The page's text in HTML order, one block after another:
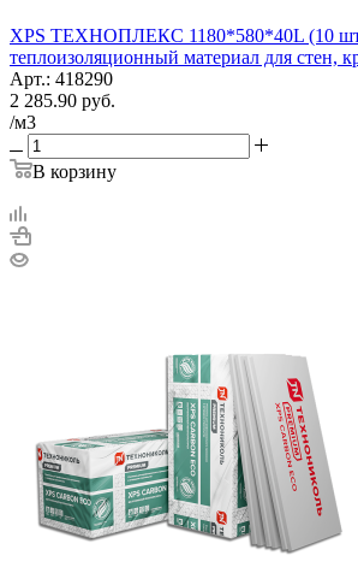
XPS ТЕХНОПЛЕКС 1180*580*40L (10
теплоизоляционный материал для стен,
Арт.: 418290
2 285.90 руб.
/м3
В корзину